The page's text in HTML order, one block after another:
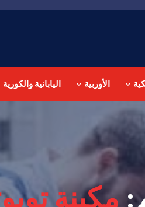
الأوربية اليابانية والكورية
مكينة